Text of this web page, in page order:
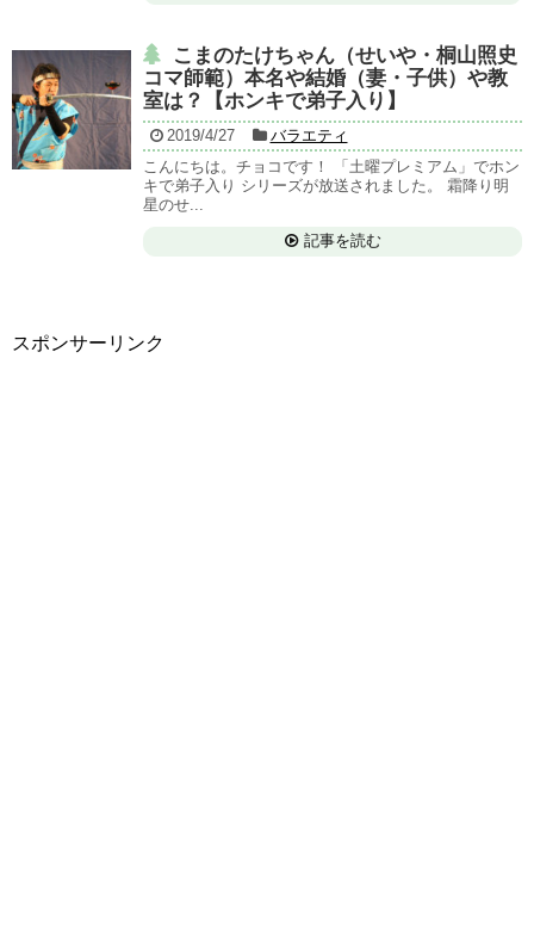
こまのたけちゃん（せいや・桐山照史
コマ師範）本名や結婚（妻・子供）や教
室は？【ホンキで弟子入り】
2019/4/27
バラエティ
こんにちは。チョコです！ 「土曜プレミアム」でホン
キで弟子入り シリーズが放送されました。 霜降り明
星のせ...
記事を読む
スポンサーリンク